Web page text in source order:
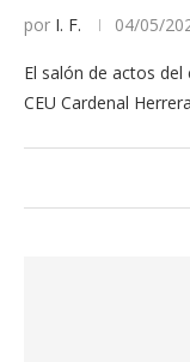
por I. F. 04/05/
El salón de actos
CEU Cardenal